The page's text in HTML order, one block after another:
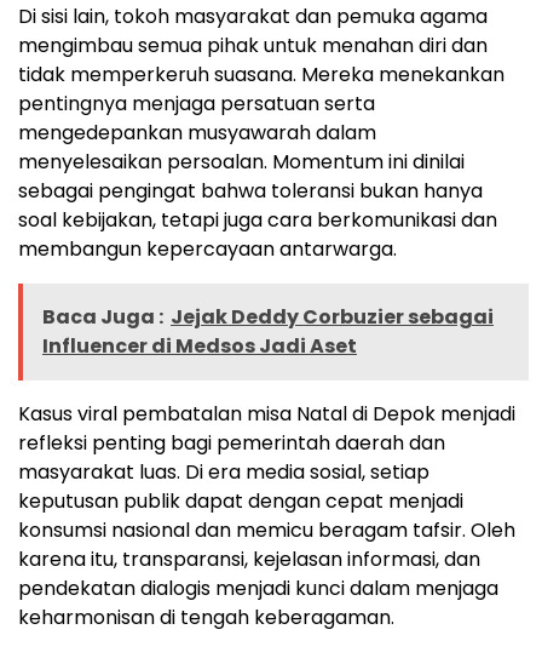
Di sisi lain, tokoh masyarakat dan pemuka agama
mengimbau semua pihak untuk menahan diri dan
tidak memperkeruh suasana. Mereka menekankan
pentingnya menjaga persatuan serta
mengedepankan musyawarah dalam
menyelesaikan persoalan. Momentum ini dinilai
sebagai pengingat bahwa toleransi bukan hanya
soal kebijakan, tetapi juga cara berkomunikasi dan
membangun kepercayaan antarwarga.
Baca Juga : Jejak Deddy Corbuzier sebagai
Influencer di Medsos Jadi Aset
Kasus viral pembatalan misa Natal di Depok menjadi
refleksi penting bagi pemerintah daerah dan
masyarakat luas. Di era media sosial, setiap
keputusan publik dapat dengan cepat menjadi
konsumsi nasional dan memicu beragam tafsir. Oleh
karena itu, transparansi, kejelasan informasi, dan
pendekatan dialogis menjadi kunci dalam menjaga
keharmonisan di tengah keberagaman.